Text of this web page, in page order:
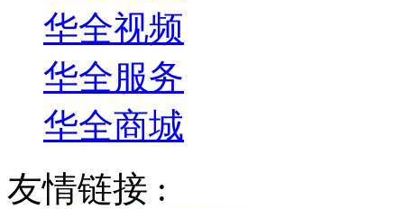
华全视频
华全服务
华全商城
友情链接 :